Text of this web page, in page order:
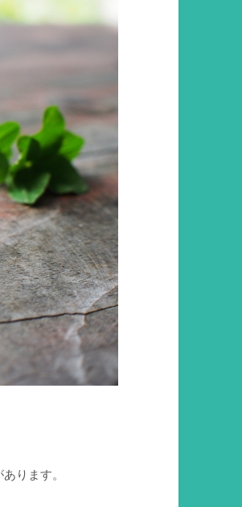
ります。